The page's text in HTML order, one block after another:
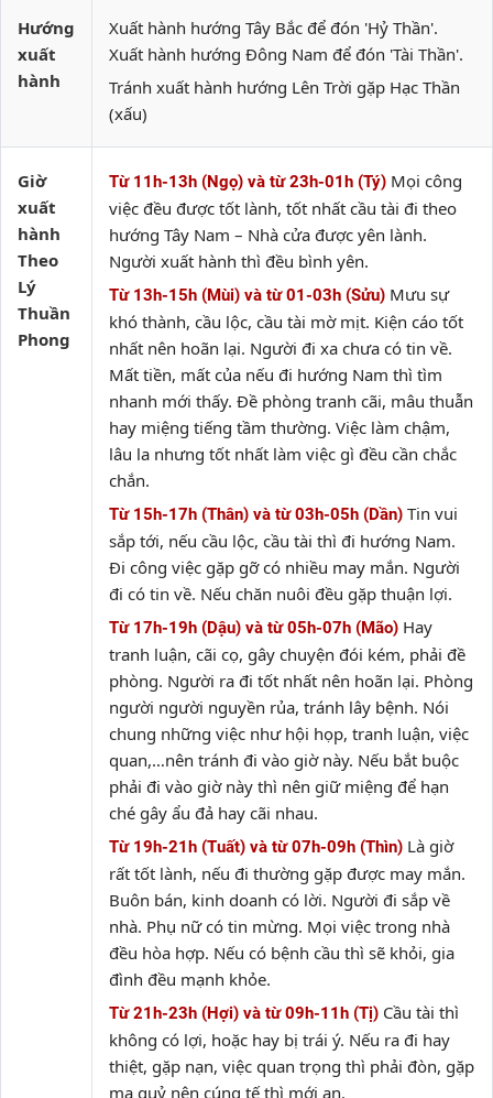
Hướng
xuất
hành
Xuất hành hướng Tây Bắc để đón 'Hỷ Thần'.
Xuất hành hướng Đông Nam để đón 'Tài Thần'.
Tránh xuất hành hướng Lên Trời gặp Hạc Thần
(xấu)
Giờ
xuất
hành
Theo
Lý
Thuần
Phong
Từ 11h-13h (Ngọ) và từ 23h-01h (Tý) Mọi công
việc đều được tốt lành, tốt nhất cầu tài đi theo
hướng Tây Nam – Nhà cửa được yên lành.
Người xuất hành thì đều bình yên.
Từ 13h-15h (Mùi) và từ 01-03h (Sửu) Mưu sự
khó thành, cầu lộc, cầu tài mờ mịt. Kiện cáo tốt
nhất nên hoãn lại. Người đi xa chưa có tin về.
Mất tiền, mất của nếu đi hướng Nam thì tìm
nhanh mới thấy. Đề phòng tranh cãi, mâu thuẫn
hay miệng tiếng tầm thường. Việc làm chậm,
lâu la nhưng tốt nhất làm việc gì đều cần chắc
chắn.
Từ 15h-17h (Thân) và từ 03h-05h (Dần) Tin vui
sắp tới, nếu cầu lộc, cầu tài thì đi hướng Nam.
Đi công việc gặp gỡ có nhiều may mắn. Người
đi có tin về. Nếu chăn nuôi đều gặp thuận lợi.
Từ 17h-19h (Dậu) và từ 05h-07h (Mão) Hay
tranh luận, cãi cọ, gây chuyện đói kém, phải đề
phòng. Người ra đi tốt nhất nên hoãn lại. Phòng
người người nguyền rủa, tránh lây bệnh. Nói
chung những việc như hội họp, tranh luận, việc
quan,…nên tránh đi vào giờ này. Nếu bắt buộc
phải đi vào giờ này thì nên giữ miệng để hạn
ché gây ẩu đả hay cãi nhau.
Từ 19h-21h (Tuất) và từ 07h-09h (Thìn) Là giờ
rất tốt lành, nếu đi thường gặp được may mắn.
Buôn bán, kinh doanh có lời. Người đi sắp về
nhà. Phụ nữ có tin mừng. Mọi việc trong nhà
đều hòa hợp. Nếu có bệnh cầu thì sẽ khỏi, gia
đình đều mạnh khỏe.
Từ 21h-23h (Hợi) và từ 09h-11h (Tị) Cầu tài thì
không có lợi, hoặc hay bị trái ý. Nếu ra đi hay
thiệt, gặp nạn, việc quan trọng thì phải đòn, gặp
ma quỷ nên cúng tế thì mới an.